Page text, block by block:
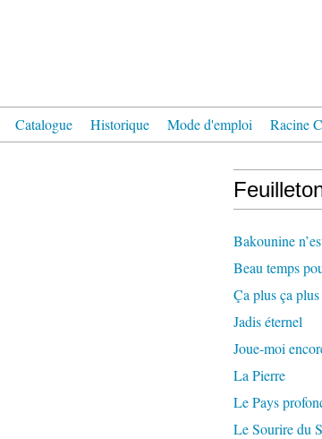
Catalogue Historique Mode d'emploi Racine
Bakounine
Beau temps
Ça plus ça plus
Jadis éternel
Joue-moi
La Pierre
Le Pays
Le Sourire du